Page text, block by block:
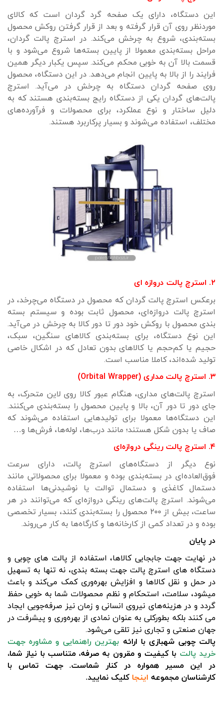
این دستگاه، دارای یک صفحه گرد گردان است که کالای
موردنظر روی آن قرار گرفته و بعد از قرار گرفتن روکش محصول
بسته‌بندی، شروع به چرخش می‌کند. در استرچ پالت گردان،
مراحل بسته‌بندی معمولا از پایین بسته‌ها شروع می‌شود و با
قسمت بالا آن به ‌خوبی محکم می‌کند. سپس یکبار دیگر همین
فرایند را از بالا به پایین انجام می‌دهد. در این دستگاه، محصول
روی صفحه گردان دستگاه به چرخش در می‌آید. استرچ
پالت‌های گردان یکی از دستگاه رایج بسته‌بندی هستند که به
دلیل ساختار و نوع عملکرد، برای محصولات و فرآورده‌های
مختلف، استفاده می‌شوند و بسیار پرکاربرد هستند.
۲. استرچ پالت دروازه ای
برعکس استرچ پالت گردان که محصول در دستگاه می‌چرخد، در
استرچ پالت دروازه‌ای، محصول ثابت بوده و سیستم بسته
بندی محصول با روکش خود دور تا دور کالا به چرخش در می‌آید.
این نوع دستگاه، برای بسته‌بندی کالاهای سنگین، سبک،
حجیم یا کم‌حجم یا کالاهای بدون تعادل که در اشکال خاصی
تولید شده‌اند، کاملا مناسب است.
۳. استرچ پالت مداری (Orbital Wrapper)
استرچ پالت‌های مداری، هنگام عبور کالا روی لاین متحرک، به
جای دور تا دور آن، بالا و پایین محصول را بسته‌بندی می‌کنند.
این دستگاه‌ها معمولا برای تولیدهایی استفاده می‌شوند که
صاف یا بدون شکل هستند؛ مانند درب‌ها، لوله‌ها، فرش‌ها و…
۴. استرچ پالت رینگی دروازه‌ای
نوع دیگر از دستگاه‌های استرچ پالت، دارای سرعت
فوق‌العاده‌ای در بسته‌بندی بوده و معمولا برای محصولاتی مانند
دستمال کاغذی‌ و دستمال توالت یا نوشیدنی‌ها استفاده
می‌شوند. استرچ پالت‌های رینگی دروازه‌ای که می‌توانند در هر
ساعت، بیش از ۲۰۰ محصول را بسته‌بندی کنند، بسیار تخصصی
بوده و در تعداد کمی از کارخانه‌ها و کارگاه‌ها به کار می‌روند.
در پایان
در نهایت جهت جابجایی کالاها، استفاده از پالت های چوبی و
دستگاه های استرچ پالت جهت بسته بندی، نه تنها به تسهیل
در حمل و نقل کالاها و افزایش بهره‌وری کمک می‌کند و باعث
میشود، سلامت، استحکام و نظم محصولات شما به خوبی حفظ
گردد و در هزینه‌های نیروی انسانی و زمان نیز صرفه‌جویی ایجاد
می کنند بلکه بطورکلی به عنوان نمادی از بهره‌وری و پیشرفت در
جهان صنعتی و تجاری نیز تلقی می‌شود.
پالت چوبی شهبازی با ارائه بهترین راهنمایی و مشاوره جهت
خرید پالت با کیفیت و مقرون به صرفه، متناسب با نیاز شما،
در این مسیر همواره در کنار شماست. جهت تماس با
کارشناسان مجموعه اینجا کلیک نمایید.